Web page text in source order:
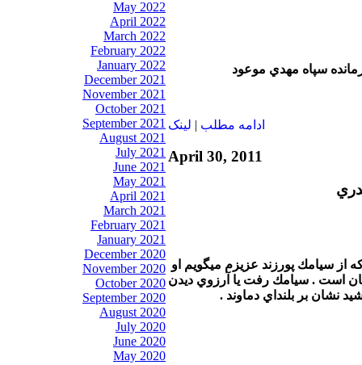
May 2022
April 2022
March 2022
February 2022
January 2022
December 2021
November 2021
October 2021
September 2021
August 2021
July 2021
June 2021
May 2021
April 2021
March 2021
February 2021
January 2021
December 2020
November 2020
October 2020
September 2020
August 2020
July 2020
June 2020
May 2020
سپاه مهدي موعود
ادامه مطلب لينک
April 30, 2011
از سيامك پورزند عزيزم ميگويم او
است . سيامك رفت يا آرزوي ديدن
نشان بر بلنداي دماوند .